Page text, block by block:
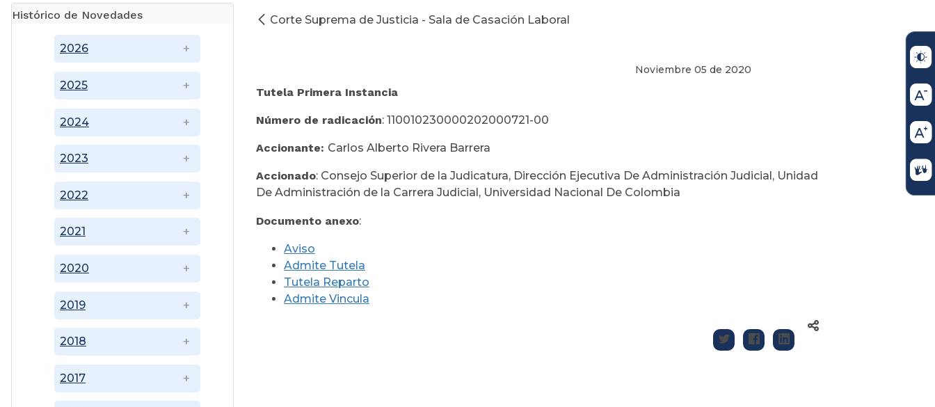
Histórico de Novedades
2017
2018
2019
2020
2021
2022
2023
2024
2025
2026
Corte Suprema de Justicia - Sala de Casación Laboral
Noviembre 05 de 2020
Tutela Primera Instancia
Número de radicación: 110010230000202000721-00
Accionante: Carlos Alberto Rivera Barrera
Accionado: Consejo Superior de la Judicatura, Dirección Ejecutiva De Administración Judicial, Unidad
De Administración de la Carrera Judicial, Universidad Nacional De Colombia
Documento anexo:
Aviso
Admite Tutela
Tutela Reparto
Admite Vincula